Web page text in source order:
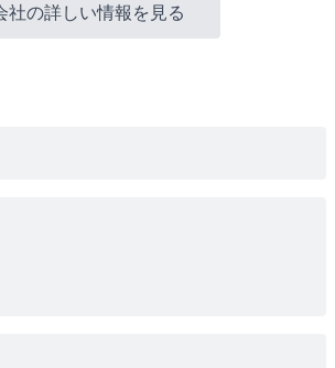
社の詳しい情報を見る